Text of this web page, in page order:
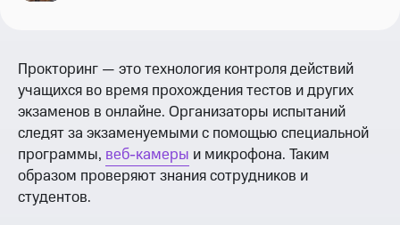
Прокторинг — это технология контроля действий
учащихся во время прохождения тестов и других
экзаменов в онлайне. Организаторы испытаний
следят за экзаменуемыми с помощью специальной
программы, веб-камеры и микрофона. Таким
образом проверяют знания сотрудников и
студентов.